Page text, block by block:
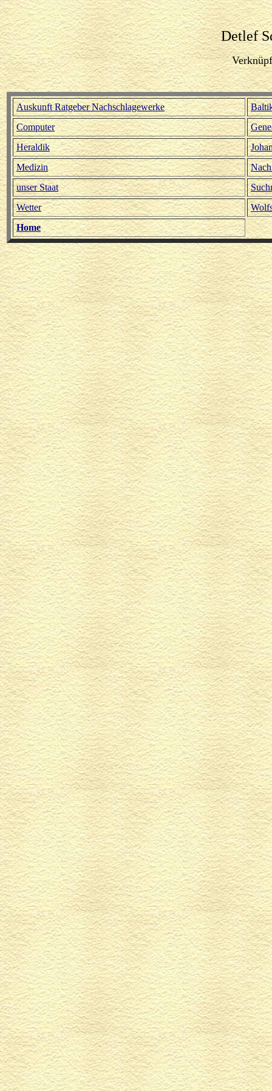
Detlef
Auskunft Ratgeber Nachschlagewerke
Computer
Heraldik
Medizin
unser Staat
Wetter
Home